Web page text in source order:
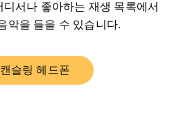
서나 좋아하는 재생 목록에서
악을 들을 수 있습니다.
슬링 헤드폰
Link Opens in New Tab